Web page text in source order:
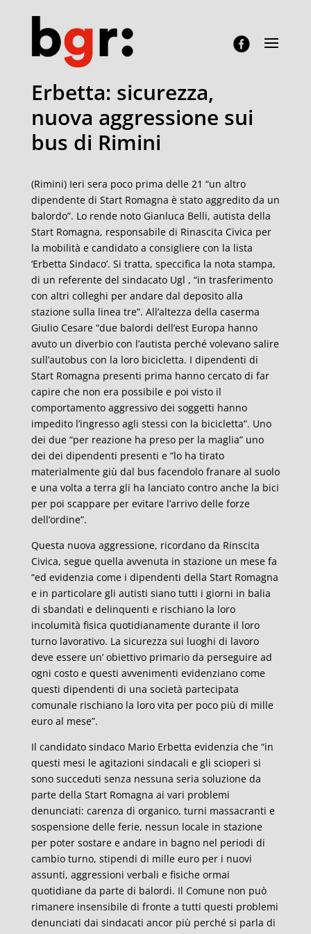
Erbetta: sicurezza,
nuova aggressione sui
bus di Rimini
(Rimini) Ieri sera poco prima delle 21 “un altro
dipendente di Start Romagna è stato aggredito da un
balordo”. Lo rende noto Gianluca Belli, autista della
Start Romagna, responsabile di Rinascita Civica per
la mobilità e candidato a consigliere con la lista
‘Erbetta Sindaco’. Si tratta, speccifica la nota stampa,
di un referente del sindacato Ugl , “in trasferimento
con altri colleghi per andare dal deposito alla
stazione sulla linea tre”. All’altezza della caserma
Giulio Cesare “due balordi dell’est Europa hanno
avuto un diverbio con l’autista perché volevano salire
sull’autobus con la loro bicicletta. I dipendenti di
Start Romagna presenti prima hanno cercato di far
capire che non era possibile e poi visto il
comportamento aggressivo dei soggetti hanno
impedito l’ingresso agli stessi con la bicicletta”. Uno
dei due “per reazione ha preso per la maglia” uno
dei dei dipendenti presenti e “lo ha tirato
materialmente giù dal bus facendolo franare al suolo
e una volta a terra gli ha lanciato contro anche la bici
per poi scappare per evitare l’arrivo delle forze
dell’ordine”.
Questa nuova aggressione, ricordano da Rinscita
Civica, segue quella avvenuta in stazione un mese fa
“ed evidenzia come i dipendenti della Start Romagna
e in particolare gli autisti siano tutti i giorni in balia
di sbandati e delinquenti e rischiano la loro
incolumità fisica quotidianamente durante il loro
turno lavorativo. La sicurezza sui luoghi di lavoro
deve essere un’ obiettivo primario da perseguire ad
ogni costo e questi avvenimenti evidenziano come
questi dipendenti di una società partecipata
comunale rischiano la loro vita per poco più di mille
euro al mese”.
Il candidato sindaco Mario Erbetta evidenzia che “in
questi mesi le agitazioni sindacali e gli scioperi si
sono succeduti senza nessuna seria soluzione da
parte della Start Romagna ai vari problemi
denunciati: carenza di organico, turni massacranti e
sospensione delle ferie, nessun locale in stazione
per poter sostare e andare in bagno nel periodi di
cambio turno, stipendi di mille euro per i nuovi
assunti, aggressioni verbali e fisiche ormai
quotidiane da parte di balordi. Il Comune non può
rimanere insensibile di fronte a tutti questi problemi
denunciati dai sindacati ancor più perché si parla di